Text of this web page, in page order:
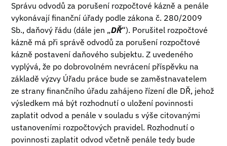
Správu odvodů za porušení rozpočtové kázně a penále
vykonávají finanční úřady podle zákona č. 280/2009
Sb., daňový řádu (dále jen „DŘ“). Porušitel rozpočtové
kázně má při správě odvodů za porušení rozpočtové
kázně postavení daňového subjektu. Z uvedeného
vyplývá, že po dobrovolném nevrácení příspěvku na
základě výzvy Úřadu práce bude se zaměstnavatelem
ze strany finančního úřadu zahájeno řízení dle DŘ, jehož
výsledkem má být rozhodnutí o uložení povinnosti
zaplatit odvod a penále v souladu s výše citovanými
ustanoveními rozpočtových pravidel. Rozhodnutí o
povinnosti zaplatit odvod včetně penále tedy bude